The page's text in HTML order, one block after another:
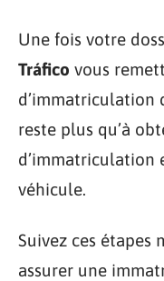
Une fois votre
Tráfico vous
d’immatriculation
reste plus qu’à
d’immatriculation
véhicule.
Suivez ces étapes
assurer une